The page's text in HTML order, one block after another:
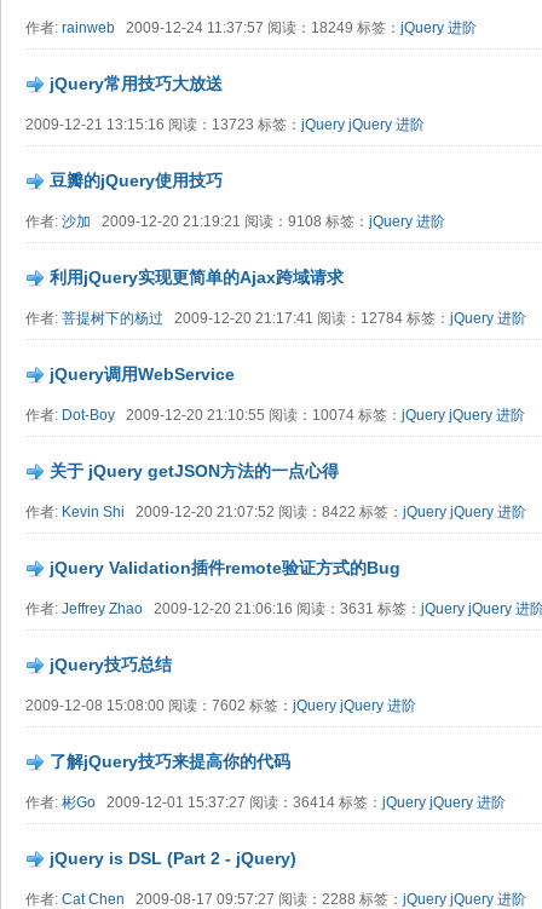
作者: rainweb 2009-12-24 11:37:57 阅读：18249 标签： jQuery 进阶
jQuery常用技巧大放送
2009-12-21 13:15:16 阅读：13723 标签： jQuery jQuery 进阶
豆瓣的jQuery使用技巧
作者: 沙加 2009-12-20 21:19:21 阅读：9108 标签： jQuery 进阶
利用jQuery实现更简单的Ajax跨域请求
作者: 菩提树下的杨过 2009-12-20 21:17:41 阅读：12784 标签： jQuery 进阶
jQuery调用WebService
作者: Dot-Boy 2009-12-20 21:10:55 阅读：10074 标签： jQuery jQuery 进阶
关于 jQuery getJSON方法的一点心得
作者: Kevin Shi 2009-12-20 21:07:52 阅读：8422 标签： jQuery jQuery 进阶
jQuery Validation插件remote验证方式的Bug
作者: Jeffrey Zhao 2009-12-20 21:06:16 阅读：3631 标签： jQuery jQuery 进
jQuery技巧总结
2009-12-08 15:08:00 阅读：7602 标签： jQuery jQuery 进阶
了解jQuery技巧来提高你的代码
作者: 彬Go 2009-12-01 15:37:27 阅读：36414 标签： jQuery jQuery 进阶
jQuery is DSL (Part 2 - jQuery)
作者: Cat Chen 2009-08-17 09:57:27 阅读：2288 标签： jQuery jQuery 进阶